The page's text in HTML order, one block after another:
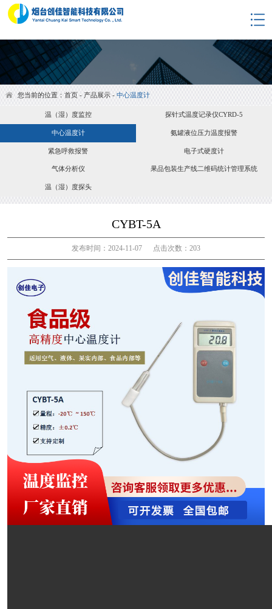
网站首页
产品展示
淘宝商城
解决方案
监控平台
您当前的位置： 首页 - 产品展示- 中心温度计
温（湿）度监控 探针式温度记录仪CYRD-5
中心温度计 氨罐液位压力温度报警
紧急呼救报警 电子式硬度计
气体分析仪 果品包装生产线二维码统计管理系统
温（湿）度探头
CYBT-5A
发布时间：2024-11-07 点击次数：203